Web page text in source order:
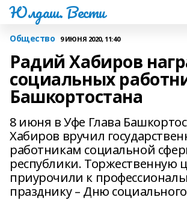
Юлдаш. Вести
Общество 9 ИЮНЯ 2020, 11:40
Радий Хабиров
социальных
Башкортостана
8 июня в Уфе Глава
Хабиров вручил
работникам социальной
республики. Торжественную
приурочили к
празднику – Дню